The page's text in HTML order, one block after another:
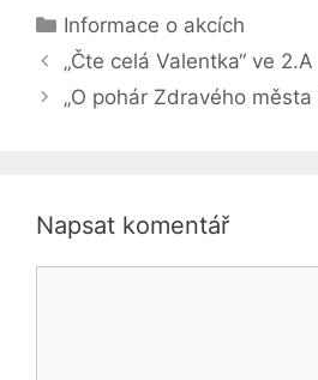
Rubriky
Informace o akcích
„Čte celá Valentka“ ve 2.A
„O pohár Zdravého města
Napsat komentář